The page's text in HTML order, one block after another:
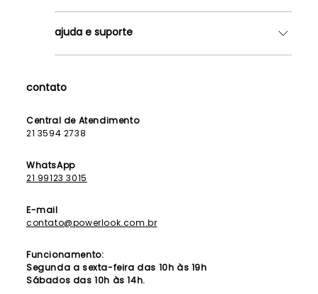
Lojas
Como Funciona
Lista de Formandas
ajuda e suporte
Política de Privacidade
contato
Central de Atendimento
21 3594 2738
WhatsApp
21 99123 3015
E-mail
contato@powerlook.com.br
Funcionamento:
Segunda a sexta-feira das 10h às 19h
Sábados das 10h às 14h.